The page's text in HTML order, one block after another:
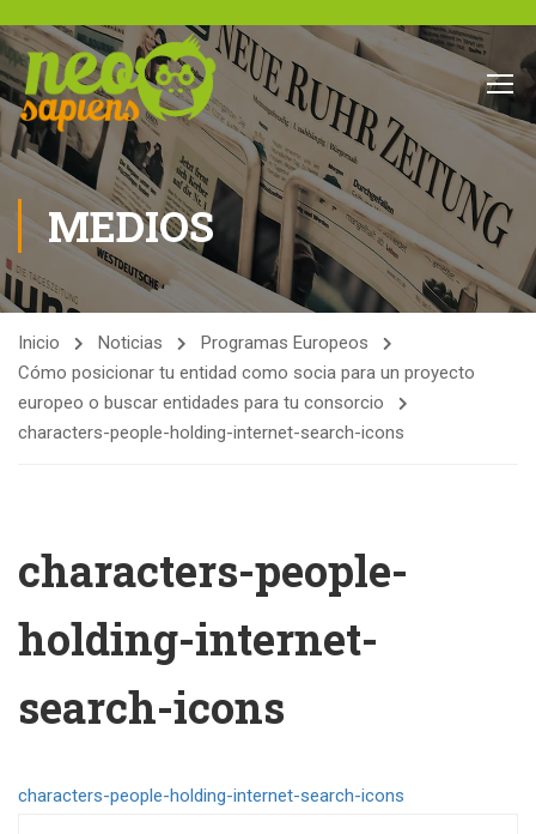
MEDIOS
Inicio Noticias
Programas Europeos
Cómo posicionar tu entidad como socia para un proyecto
europeo o buscar entidades para tu consorcio
characters-people-holding-internet-search-icons
characters-people-
holding-internet-
search-icons
characters-people-holding-internet-search-icons